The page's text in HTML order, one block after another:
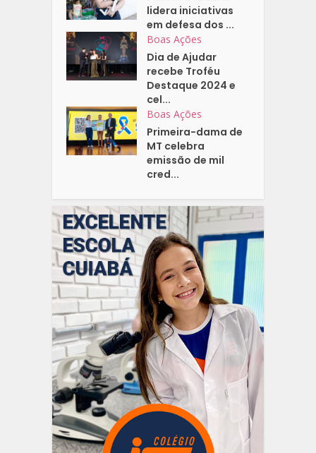
lidera iniciativas
em defesa dos ...
Boas Ações
Dia de Ajudar
recebe Troféu
Destaque 2024 e
cel...
Boas Ações
Primeira-dama de
MT celebra
emissão de mil
cred...